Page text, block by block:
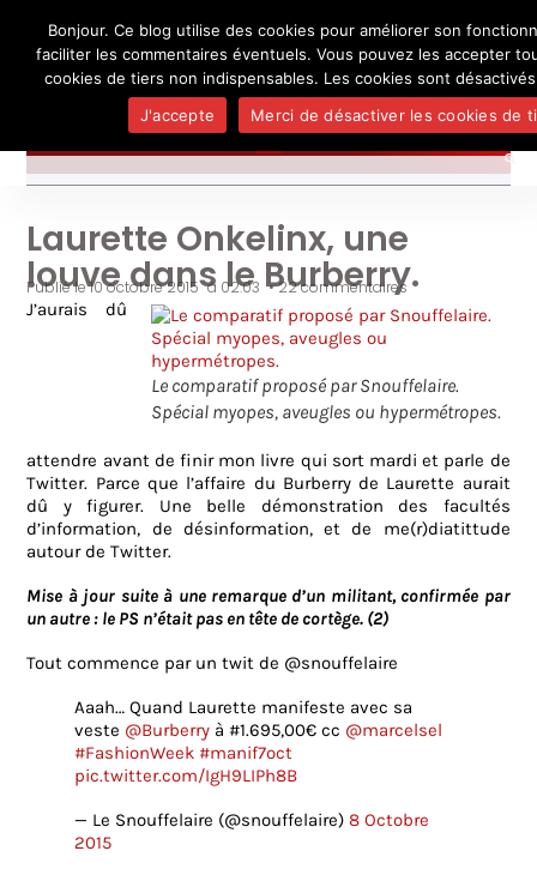
UN BLOG DESEL
Je pense, donc je ne suis personne
L'auteur
Médias
Laurette Onkelinx, une
louve dans le Burberry.
Publié le10 octobre 2015 à 02:03 •22 commentaires
Le comparatif proposé par Snouffelaire.
Spécial myopes, aveugles ou hypermétropes.
J’aurais dû
attendre avant de finir mon livre qui sort mardi et parle de
Twitter. Parce que l’affaire du Burberry de Laurette aurait
dû y figurer. Une belle démonstration des facultés
d’information, de désinformation, et de me(r)diatittude
autour de Twitter.
Mise à jour suite à une remarque d’un militant, confirmée par
un autre : le PS n’était pas en tête de cortège. (2)
Tout commence par un twit de @snouffelaire
Aaah… Quand Laurette manifeste avec sa
veste @Burberry à #1.695,00€ cc @marcelsel
#FashionWeek #manif7oct
pic.twitter.com/IgH9LIPh8B
— Le Snouffelaire (@snouffelaire)8 Octobre
2015
Bonjour. Ce blog utilise des cookies pour améliorer son
faciliter les commentaires éventuels. Vous pouvez les accepter
cookies de tiers non indispensables. Les cookies sont
J'accepte
Merci de désactiver les cookies de